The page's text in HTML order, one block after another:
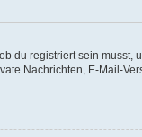
registriert sein
Nachrichten, E-Mail-